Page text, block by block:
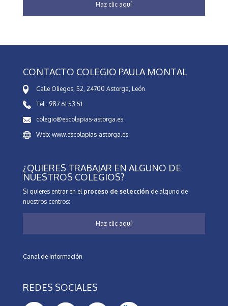
Haz clic aquí
CONTACTO COLEGIO PAULA MONTAL
Calle Oliegos, 52, 24700 Astorga, León
Tel.: 987 61 53 51
colegio@escolapias-astorga.es
Web: www.escolapias-astorga.es
¿QUIERES TRABAJAR EN ALGUNO DE
NUESTROS COLEGIOS?
Si quieres entrar en el proceso de selección de alguno de
nuestros centros:
Haz clic aquí
Canal de información
REDES SOCIALES